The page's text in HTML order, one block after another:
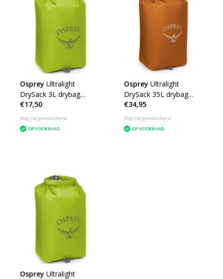
Osprey Ultralight
DrySack 3L drybag
waterdichte tas
€17,50
Nog niet gewaardeerd
OP VOORRAAD
Osprey Ultralight
DrySack 35L drybag
waterdichte tas
€34,95
Nog niet gewaardeerd
OP VOORRAAD
Osprey Ultralight